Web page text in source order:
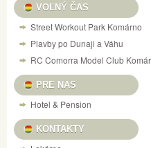
VOĽNÝ ČAS
Street Workout Park Komárno
Plavby po Dunaji a Váhu
RC Comorra Model Club
PRE NAS
Hotel & Pension
KONTAKTY